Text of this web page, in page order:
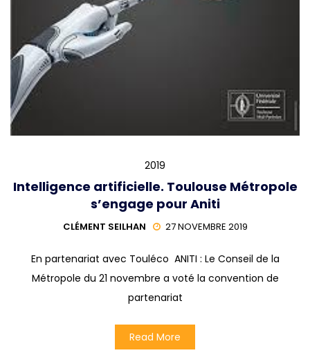
2019
Intelligence artificielle. Toulouse Métropole
s’engage pour Aniti
CLÉMENT SEILHAN 27 NOVEMBRE 2019
En partenariat avec Touléco ANITI : Le Conseil de la
Métropole du 21 novembre a voté la convention de
partenariat
Read More